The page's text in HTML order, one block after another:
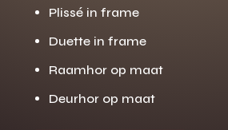
Plissé in frame
Duette in frame
Raamhor op maat
Deurhor op maat